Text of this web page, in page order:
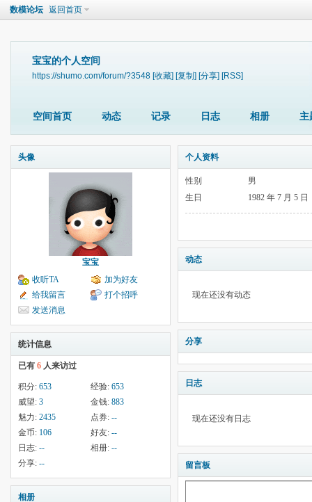
数模论坛 返回首页
宝宝的个人空间
https://shumo.com/forum/?3548 [收藏] [复制] [分享] [RSS]
空间首页 动态 记录 日志 相册 主
头像
宝宝
收听TA
加为好友
给我留言
打个招呼
发送消息
统计信息
已有 6 人来访过
积分: 653 经验: 653
威望: 3 金钱: 883
魅力: 2435 点券: --
金币: 106 好友: --
日志: -- 相册: --
分享: --
相册
个人资料
性别
男
生日
1982 年 7 月 5 日
动态
现在还没有动态
分享
日志
现在还没有日志
留言板